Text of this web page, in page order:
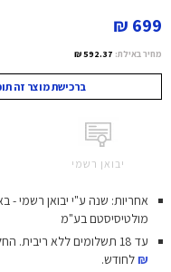
699 ₪
מחיר באילת: 592.37 ₪
ברכישת מוצר זה תוכלו לקבל
יבואן רשמי
אחריות: שנה ע"י יבואן רשמי -
מולטיסיסטם בע"מ
עד 18 תשלומים ללא ריבית.
₪לחודש.